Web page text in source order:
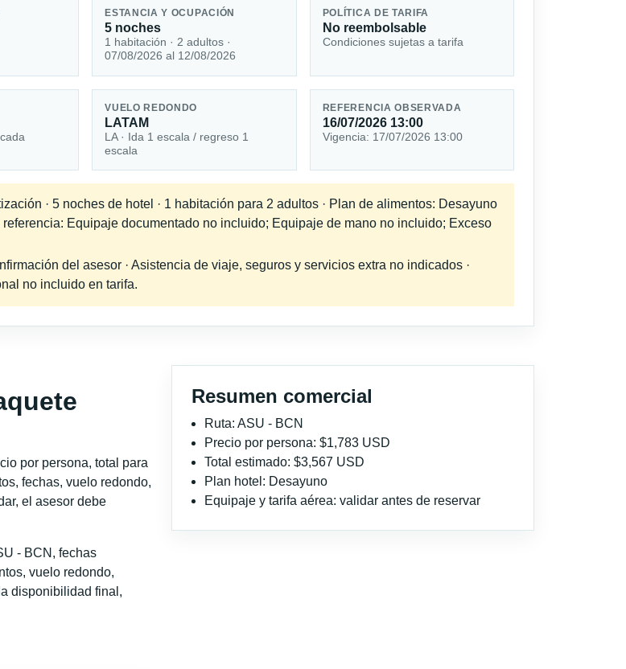
ESTANCIA Y OCUPACIÓN
5 noches
1 habitación · 2 adultos ·
07/08/2026 al 12/08/2026
POLÍTICA DE TARIFA
No reembolsable
Condiciones sujetas a tarifa
VUELO REDONDO
LATAM
LA · Ida 1 escala / regreso 1
escala
REFERENCIA OBSERVADA
16/07/2026 13:00
Vigencia: 17/07/2026 13:00
· 5 noches de hotel · 1 habitación para 2 adultos · Plan de alimentos: Desayuno
Equipaje documentado no incluido; Equipaje de mano no incluido; Exceso
del asesor · Asistencia de viaje, seguros y servicios extra no indicados ·
no incluido en tarifa.
por persona, total para
fechas, vuelo redondo,
el asesor debe
- BCN, fechas
vuelo redondo,
disponibilidad final,
Resumen comercial
Ruta: ASU - BCN
Precio por persona: $1,783 USD
Total estimado: $3,567 USD
Plan hotel: Desayuno
Equipaje y tarifa aérea: validar antes de reservar